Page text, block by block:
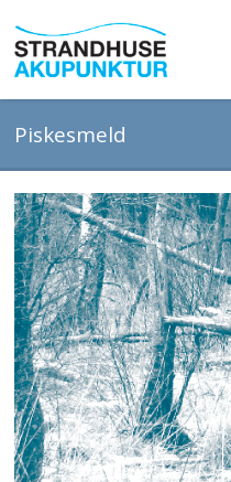
Piskesmeld